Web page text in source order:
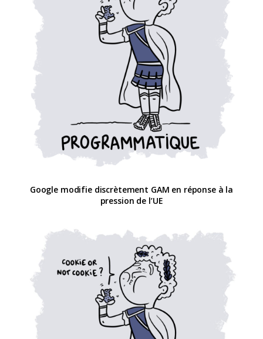
Google modifie discrètement GAM en réponse à la
pression de l’UE